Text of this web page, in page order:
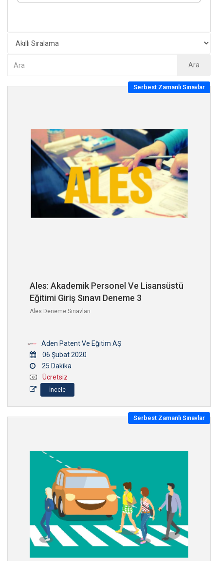
Ara
Ales: Akademik Personel Ve Lisansüstü
Eğitimi Giriş Sınavı Deneme 3
Ales Deneme Sınavları
Aden Patent Ve Eğitim AŞ
06 Şubat 2020
25 Dakika
Ücretsiz
İncele
Serbest Zamanlı Sınavlar
Serbest Zamanlı Sınavlar